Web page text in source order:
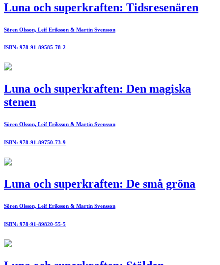
Luna och superkraften: Tidsresenären
Sören Olsson, Leif Eriksson & Martin Svensson
ISBN: 978-91-89585-78-2
Luna och superkraften: Den magiska
stenen
Sören Olsson, Leif Eriksson & Martin Svensson
ISBN: 978-91-89750-73-9
Luna och superkraften: De små gröna
Sören Olsson, Leif Eriksson & Martin Svensson
ISBN: 978-91-89820-55-5